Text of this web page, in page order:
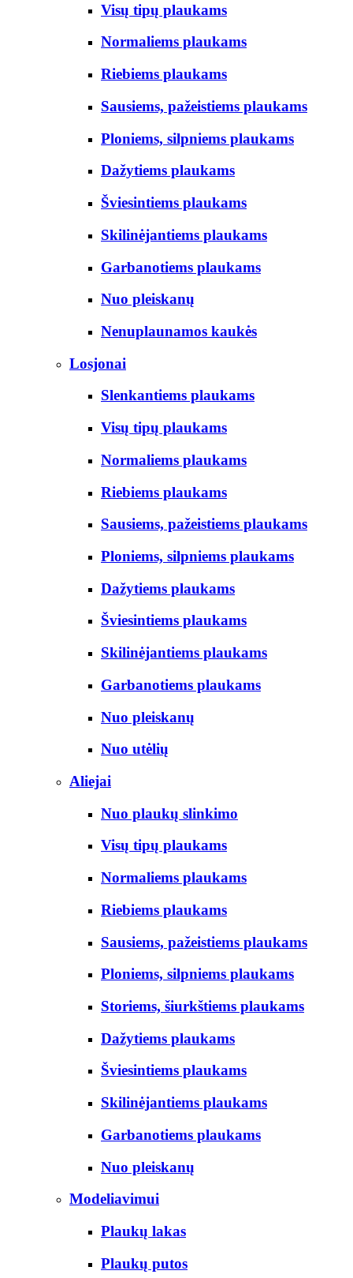
Visų tipų plaukams
Normaliems plaukams
Riebiems plaukams
Sausiems, pažeistiems plaukams
Ploniems, silpniems plaukams
Dažytiems plaukams
Šviesintiems plaukams
Skilinėjantiems plaukams
Garbanotiems plaukams
Nuo pleiskanų
Nenuplaunamos kaukės
Losjonai
Slenkantiems plaukams
Visų tipų plaukams
Normaliems plaukams
Riebiems plaukams
Sausiems, pažeistiems plaukams
Ploniems, silpniems plaukams
Dažytiems plaukams
Šviesintiems plaukams
Skilinėjantiems plaukams
Garbanotiems plaukams
Nuo pleiskanų
Nuo utėlių
Aliejai
Nuo plaukų slinkimo
Visų tipų plaukams
Normaliems plaukams
Riebiems plaukams
Sausiems, pažeistiems plaukams
Ploniems, silpniems plaukams
Storiems, šiurkštiems plaukams
Dažytiems plaukams
Šviesintiems plaukams
Skilinėjantiems plaukams
Garbanotiems plaukams
Nuo pleiskanų
Modeliavimui
Plaukų lakas
Plaukų putos